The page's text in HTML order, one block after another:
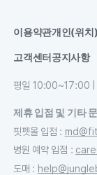
이용약관개인(위치
고객센터공지사항
평일 10:00~17:00
제휴 입점 및 기타
핏펫몰 입점 :
병원 예약 입점 :
도매 :